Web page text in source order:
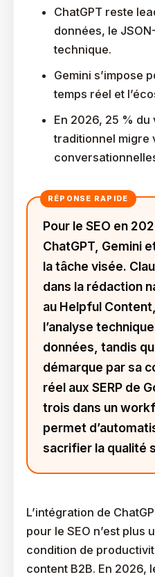
ChatGPT reste
données, le
technique.
Gemini s’impose
temps réel et
En 2026, 25 %
traditionnel migre
Pour le SEO en
ChatGPT, Gemini
la tâche visée.
dans la rédaction
au Helpful
l’analyse
données, tandis
démarque par sa
réel aux SERP de
trois dans un
permet
sacrifier la qualité
L’intégration de
pour le SEO n’est plus
condition de
content B2B. En 2026,